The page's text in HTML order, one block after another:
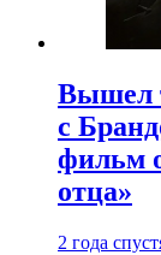
Вышел
с
фильм
отца»
2 года